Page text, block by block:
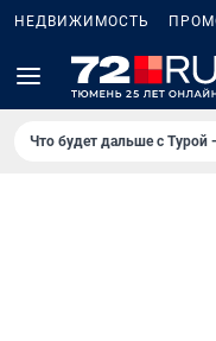
НЕДВИЖИМОСТЬ
Что будет дальше с Турой